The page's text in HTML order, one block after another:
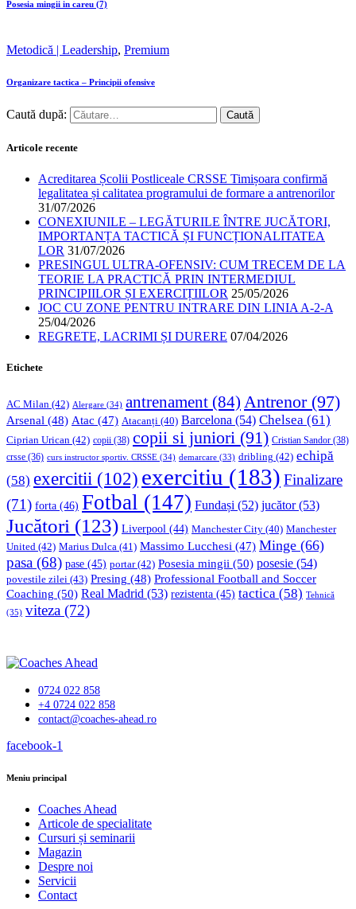
Posesia mingii in careu (7)
Metodică | Leadership, Premium
Organizare tactica – Principii ofensive
Caută după:
Articole recente
Acreditarea Școlii Postliceale CRSSE Timișoara confirmă
legalitatea și calitatea programului de formare a antrenorilor
31/07/2026
CONEXIUNILE – LEGĂTURILE ÎNTRE JUCĂTORI,
IMPORTANȚA TACTICĂ ȘI FUNCȚIONALITATEA
LOR 31/07/2026
PRESINGUL ULTRA-OFENSIV: CUM TRECEM DE LA
TEORIE LA PRACTICĂ PRIN INTERMEDIUL
PRINCIPIILOR ȘI EXERCIȚIILOR 25/05/2026
JOC CU ZONE PENTRU INTRARE DIN LINIA A-2-A
25/04/2026
REGRETE, LACRIMI ȘI DURERE 07/04/2026
Etichete
AC Milan (42) Alergare (34) antrenament (84) Antrenor(97)
Arsenal (48) Atac (47) Atacanți (40) Barcelona (54) Chelsea (61)
Ciprian Urican (42) copii (38) copii si juniori (91) Cristian Sandor (38)
crsse (36) curs instructor sportiv. CRSSE (34) demarcare (33) dribling (42) echipă
(58) exercitii (102) exercitiu (183) Finalizare
(71) forta (46) Fotbal (147) Fundași (52) jucător(53)
Jucători (123) Liverpool (44) Manchester City (40) Manchester
United (42) Marius Dulca (41) Massimo Lucchesi (47) Minge (66)
pasa (68) pase (45) portar(42) Posesia mingii (50) posesie (54)
povestile zilei (43) Presing (48) Professional Football and Soccer
Coaching (50) Real Madrid (53) rezistenta (45) tactica (58) Tehnică
(35) viteza (72)
0724 022 858
+4 0724 022 858
contact@coaches-ahead.ro
facebook-1
Meniu principal
Coaches Ahead
Articole de specialitate
Cursuri și seminarii
Magazin
Despre noi
Servicii
Contact